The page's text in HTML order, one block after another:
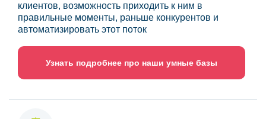
клиентов, возможность приходить к ним в
правильные моменты, раньше конкурентов и
автоматизировать этот поток
Узнать подробнее про наши умные базы